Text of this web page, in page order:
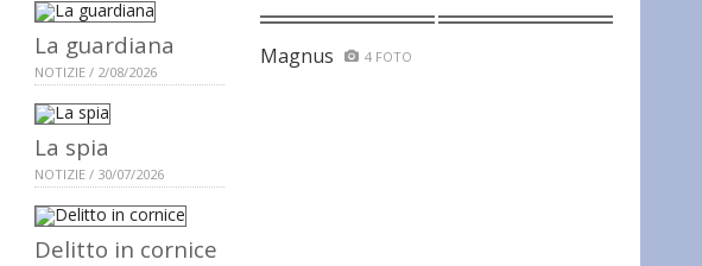
La guardiana
NOTIZIE / 2/08/2026
La spia
NOTIZIE / 30/07/2026
Delitto in cornice
Magnus 4 FOTO